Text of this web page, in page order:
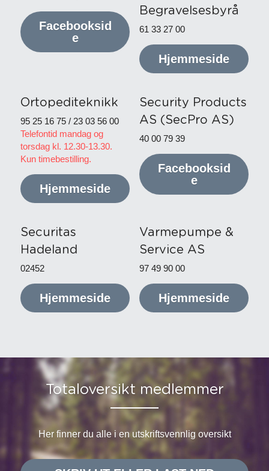
Facebooksid
e
Begravelsesbyrå
61 33 27 00
Hjemmeside
Ortopediteknikk
95 25 16 75 / 23 03 56 00
Telefontid mandag og
torsdag kl. 12.30-13.30.
Kun timebestilling.
Hjemmeside
Security Products
AS (SecPro AS)
40 00 79 39
Facebooksid
e
Securitas
Hadeland
02452
Hjemmeside
Varmepumpe &
Service AS
97 49 90 00
Hjemmeside
Totaloversikt medlemmer
Her finner du alle i en utskriftsvennlig oversikt